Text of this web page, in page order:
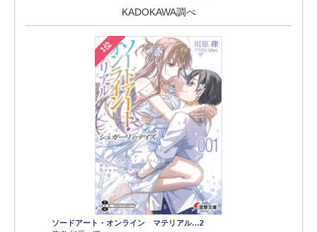
KADOKAWA調べ
1位
ソードアート・オンライン マテリアル…2